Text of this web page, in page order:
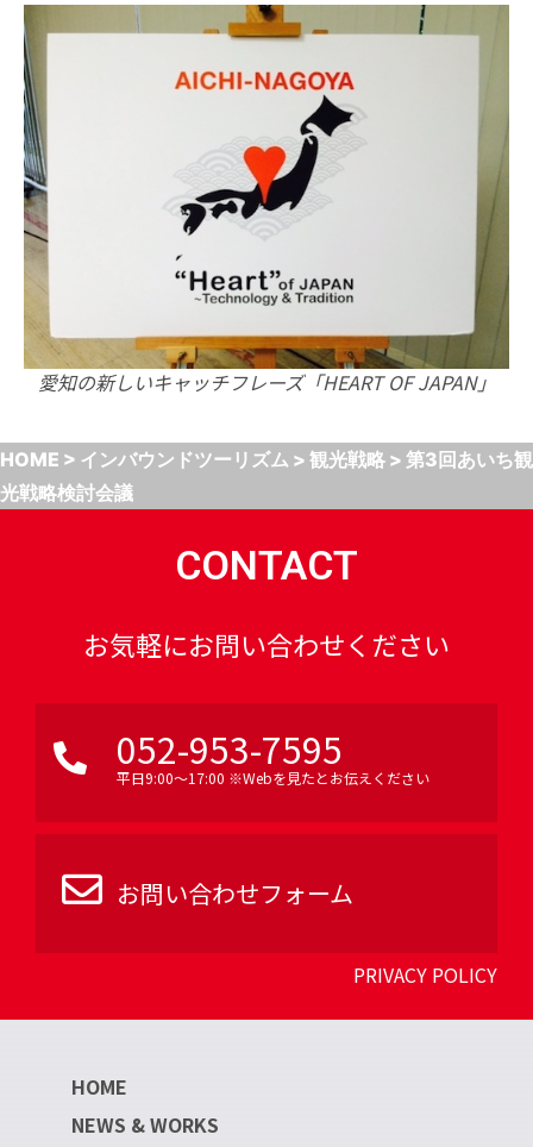
愛知の新しいキャッチフレーズ「HEART OF JAPAN」
HOME > インバウンドツーリズム > 観光戦略 > 第3回あいち観
光戦略検討会議
CONTACT
お気軽にお問い合わせください
052-953-7595
平日9:00〜17:00 ※Webを見たとお伝えください
お問い合わせフォーム
PRIVACY POLICY
HOME
NEWS & WORKS